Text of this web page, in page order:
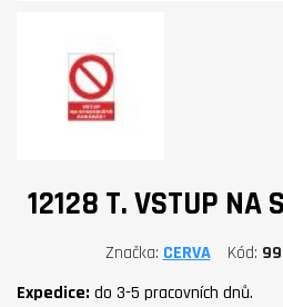
12128 T. VSTUP NA
Značka CERVA Kód
Expedice: do 3-5 pracovních dnů.